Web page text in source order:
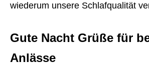
wiederum unsere Schlafqualität
Gute Nacht Grüße für
Anlässe